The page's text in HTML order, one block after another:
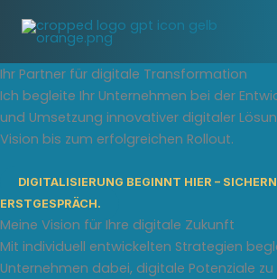
Inhalt
Ihr Partner für digitale Transformation
Ich begleite Ihr Unternehmen bei der
und Umsetzung innovativer digitaler
Vision bis zum erfolgreichen Rollout.
DIGITALISIERUNG BEGINNT HIER –
ERSTGESPRÄCH.
Meine Vision für Ihre digitale Zukunft
Mit individuell entwickelten Strategien
Unternehmen dabei, digitale Potenziale zu